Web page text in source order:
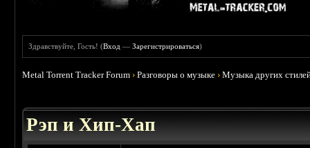
Здравствуйте, Гость! (Вход —Зарегистрироваться)
Metal Torrent Tracker Forum ›Разговоры о музыке ›Музыка других
Рэп и Хип-Хап